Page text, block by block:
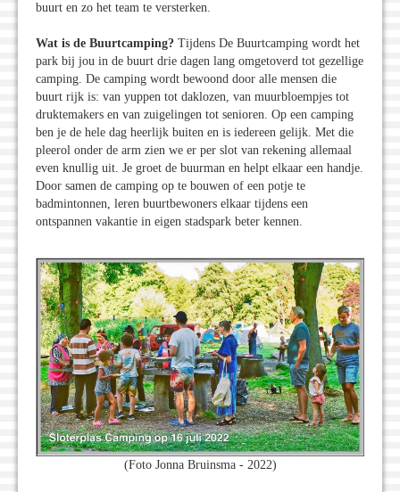
buurt en zo het team te versterken.
Wat is de Buurtcamping? Tijdens De Buurtcamping wordt het
park bij jou in de buurt drie dagen lang omgetoverd tot gezellige
camping. De camping wordt bewoond door alle mensen die
buurt rijk is: van yuppen tot daklozen, van muurbloempjes tot
druktemakers en van zuigelingen tot senioren. Op een camping
ben je de hele dag heerlijk buiten en is iedereen gelijk. Met die
pleerol onder de arm zien we er per slot van rekening allemaal
even knullig uit. Je groet de buurman en helpt elkaar een handje.
Door samen de camping op te bouwen of een potje te
badmintonnen, leren buurtbewoners elkaar tijdens een
ontspannen vakantie in eigen stadspark beter kennen.
(Foto Jonna Bruinsma - 2022)